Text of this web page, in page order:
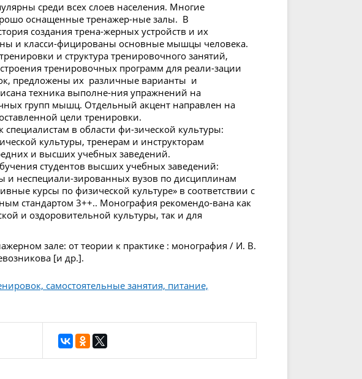
среди всех слоев населения. Многие
оснащенные тренажер-ные залы. В
создания трена-жерных устройств и их
и класси-фицированы основные мышцы человека.
и структура тренировочного занятий,
тренировочных программ для реали-зации
предложены их различные варианты и
техника выполне-ния упражнений на
групп мышц. Отдельный акцент направлен на
цели тренировки.
специалистам в области фи-зической культуры:
культуры, тренерам и инструкторам
и высших учебных заведений.
студентов высших учебных заведений:
и неспециали-зированных вузов по дисциплинам
курсы по физической культуре» в соответствии с
стандартом 3++.. Монография рекомендо-вана как
и оздоровительной культуры, так и для
зале: от теории к практике : монография / И. В.
[и др.].
самостоятельные занятия, питание,